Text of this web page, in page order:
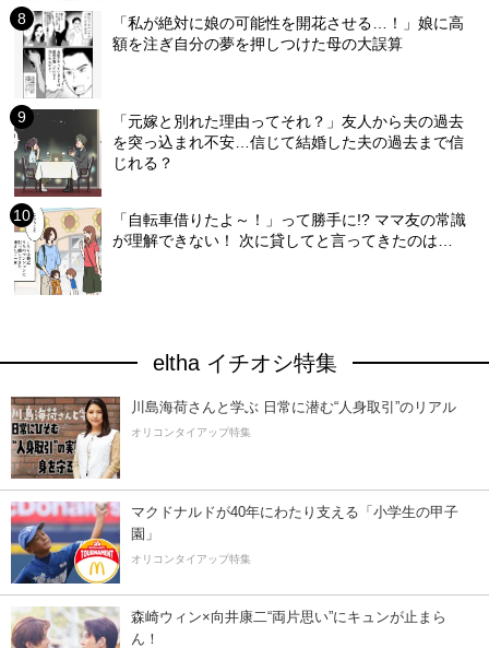
「私が絶対に娘の可能性を開花させる…！」娘に高
額を注ぎ自分の夢を押しつけた母の大誤算
「元嫁と別れた理由ってそれ？」友人から夫の過去
を突っ込まれ不安…信じて結婚した夫の過去まで信
じれる？
「自転車借りたよ～！」って勝手に!? ママ友の常識
が理解できない！ 次に貸してと言ってきたのは…
eltha イチオシ特集
川島海荷さんと学ぶ 日常に潜む“人身取引”のリアル
オリコンタイアップ特集
マクドナルドが40年にわたり支える「小学生の甲子
園」
オリコンタイアップ特集
森崎ウィン×向井康二“両片思い”にキュンが止まら
ん！